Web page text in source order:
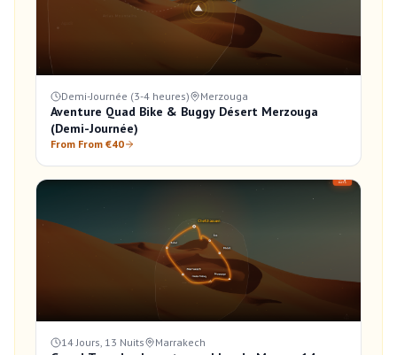
Demi-Journée (3-4 heures) Merzouga
Aventure Quad Bike & Buggy Désert Merzouga
(Demi-Journée)
From From €40
14 Jours, 13 Nuits Marrakech